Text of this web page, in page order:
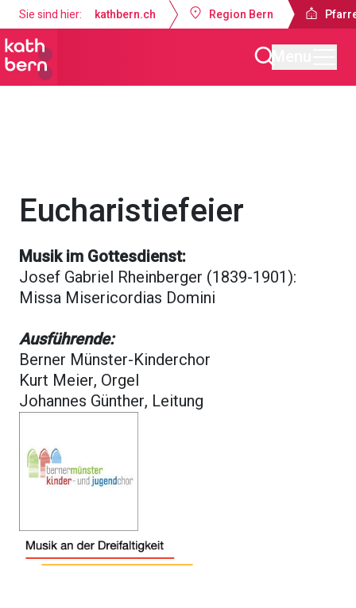
Sie sind hier: kathbern.ch Region Bern
Eucharistiefeier
Musik im Gottesdienst:
Josef Gabriel Rheinberger (1839-1901):
Missa Misericordias Domini
Ausführende:
Berner Münster-Kinderchor
Kurt Meier, Orgel
Johannes Günther, Leitung